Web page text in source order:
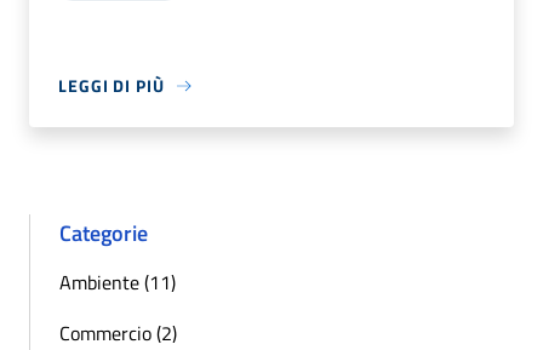
LEGGI DI PIÙ
Categorie
Ambiente (11)
Commercio (2)